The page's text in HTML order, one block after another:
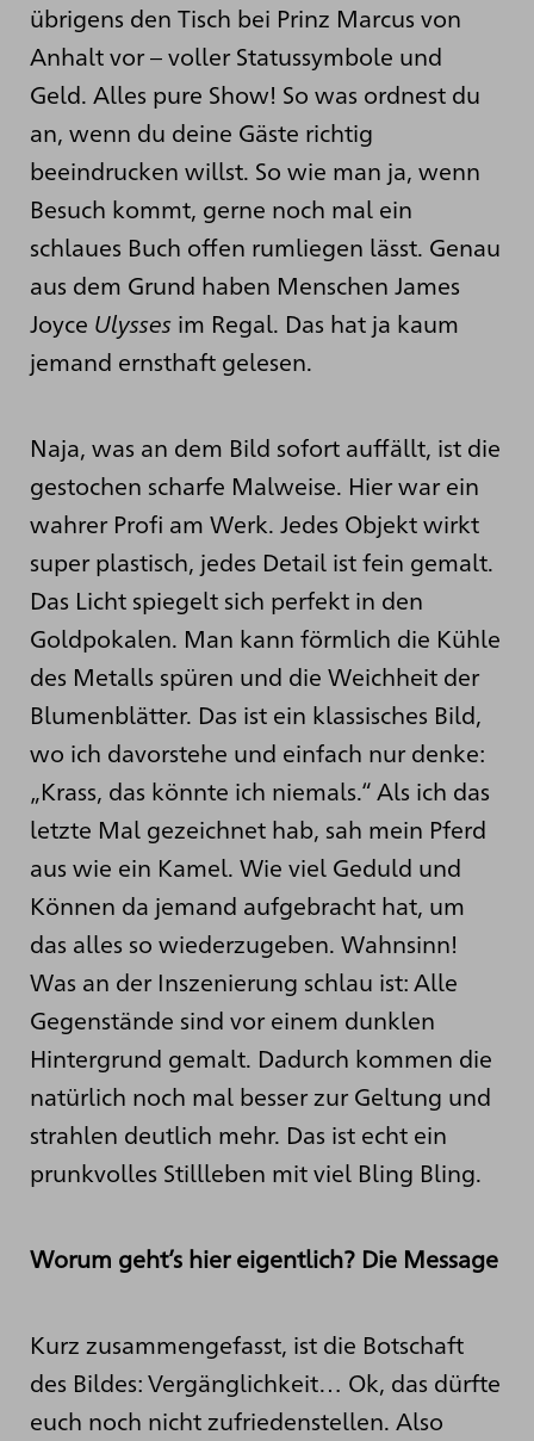
übrigens den Tisch bei Prinz Marcus von
Anhalt vor – voller Statussymbole und
Geld. Alles pure Show! So was ordnest du
an, wenn du deine Gäste richtig
beeindrucken willst. So wie man ja, wenn
Besuch kommt, gerne noch mal ein
schlaues Buch offen rumliegen lässt. Genau
aus dem Grund haben Menschen James
Joyce Ulysses im Regal. Das hat ja kaum
jemand ernsthaft gelesen.
Naja, was an dem Bild sofort auffällt, ist die
gestochen scharfe Malweise. Hier war ein
wahrer Profi am Werk. Jedes Objekt wirkt
super plastisch, jedes Detail ist fein gemalt.
Das Licht spiegelt sich perfekt in den
Goldpokalen. Man kann förmlich die Kühle
des Metalls spüren und die Weichheit der
Blumenblätter. Das ist ein klassisches Bild,
wo ich davorstehe und einfach nur denke:
„Krass, das könnte ich niemals.“ Als ich das
letzte Mal gezeichnet hab, sah mein Pferd
aus wie ein Kamel. Wie viel Geduld und
Können da jemand aufgebracht hat, um
das alles so wiederzugeben. Wahnsinn!
Was an der Inszenierung schlau ist: Alle
Gegenstände sind vor einem dunklen
Hintergrund gemalt. Dadurch kommen die
natürlich noch mal besser zur Geltung und
strahlen deutlich mehr. Das ist echt ein
prunkvolles Stillleben mit viel Bling Bling.
Worum geht’s hier eigentlich? Die Message
Kurz zusammengefasst, ist die Botschaft
des Bildes: Vergänglichkeit… Ok, das dürfte
euch noch nicht zufriedenstellen. Also